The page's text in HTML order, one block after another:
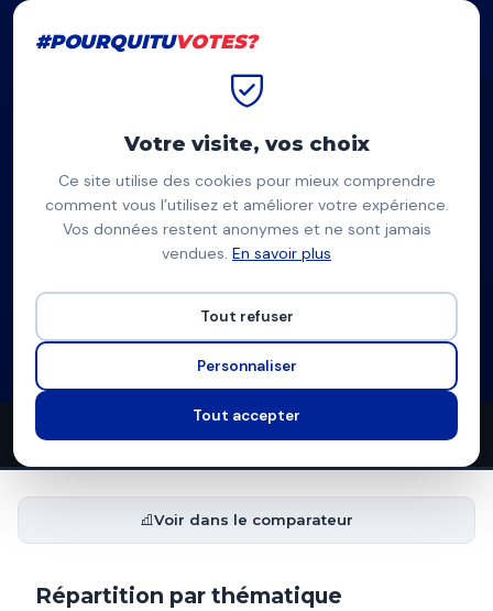
#POURQUITUVOTES?
LS
Ludovic Sautron
Liste écologiste
3propositions3thèmes couverts9candidats en lice
Voir dans le comparateur
Répartition par thématique
#POURQUITUVOTES?
Votre visite, vos choix
Ce site utilise des cookies pour mieux comprendre
comment vous l’utilisez et améliorer votre expérience.
Vos données restent anonymes et ne sont jamais
vendues. En savoir plus
Tout refuser
Personnaliser
Tout accepter